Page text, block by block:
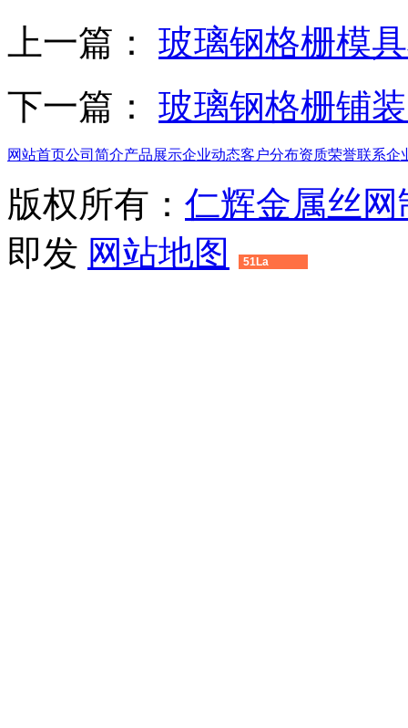
上一篇： 玻璃钢格栅模
下一篇： 玻璃钢格栅铺
网站首页公司简介产品展示企业动态客户分布资质荣誉联系企
版权所有： 仁辉金属丝
即发 网站地图 51La